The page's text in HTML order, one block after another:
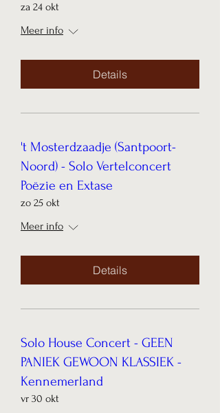
za 24 okt
Meer info
Details
't Mosterdzaadje (Santpoort-
Noord) - Solo Vertelconcert
Poëzie en Extase
zo 25 okt
Meer info
Details
Solo House Concert - GEEN
PANIEK GEWOON KLASSIEK -
Kennemerland
vr 30 okt